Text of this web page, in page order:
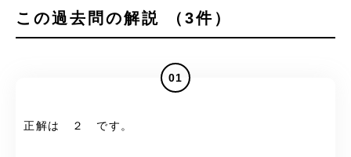
この過去問の解説 （3件）
01
正解は ２ です。